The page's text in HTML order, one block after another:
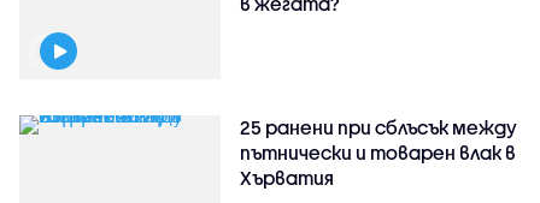
25 ранени при сблъсък между
пътнически и товарен влак в
Хърватия